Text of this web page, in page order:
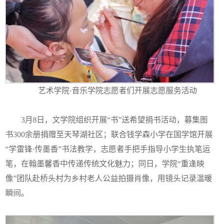
艺术学院·音乐学院志愿者们开展志愿服务活动
3月8日，文学院组织开展“书”送希望捐书活动，募集图
书300余册捐赠至天琴湖社区；联合钱学森小学在国学馆开展
“学雷锋·传墨香”书法教学，志愿者手把手指导小学生执笔运
笔，在翰墨馨香中传递传统文化魅力；同日，学院“重逢映
像”团队赴桥头村为乡村老人公益拍摄肖像，用镜头记录温暖
瞬间。